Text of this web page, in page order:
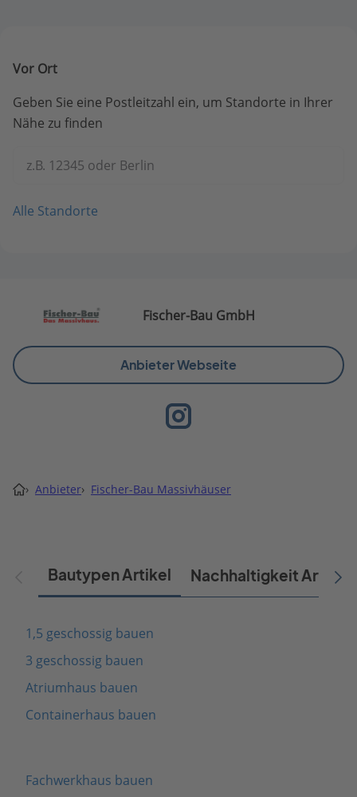
Vor Ort
Geben Sie eine Postleitzahl ein, um Standorte in Ihrer
Nähe zu finden
z.B. 12345 oder Berlin
Alle Standorte
Fischer-Bau GmbH
Anbieter Webseite
› Anbieter› Fischer-Bau Massivhäuser
Bautypen Artikel Nachhaltigkeit Artikel
1,5 geschossig bauen
3 geschossig bauen
Atriumhaus bauen
Containerhaus bauen
Fachwerkhaus bauen